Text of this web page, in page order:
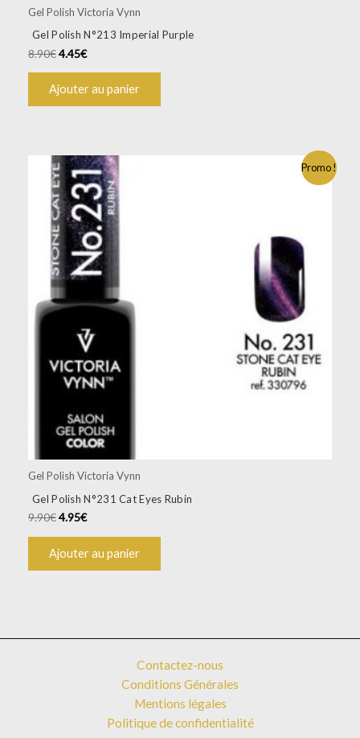
Gel Polish Victoria Vynn
Gel Polish N°213 Imperial Purple
8.90€4.45€
Ajouter au panier
Promo !
Gel Polish Victoria Vynn
Gel Polish N°231 Cat Eyes Rubin
9.90€4.95€
Ajouter au panier
Contactez-nous
Conditions Générales
Mentions légales
Politique de confidentialité